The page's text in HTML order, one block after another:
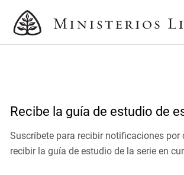
Recibe la guía de estudio de
Suscríbete para recibir notificaciones
recibir la guía de estudio de la serie en